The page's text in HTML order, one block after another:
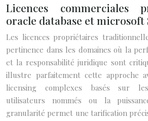
Licences commerciales
oracle database et microsoft
Les licences propriétaires
pertinence dans les domaines où la
et la responsabilité juridique sont
illustre parfaitement cette approche
licensing complexes basés sur
utilisateurs nommés ou la
granularité permet une tarification